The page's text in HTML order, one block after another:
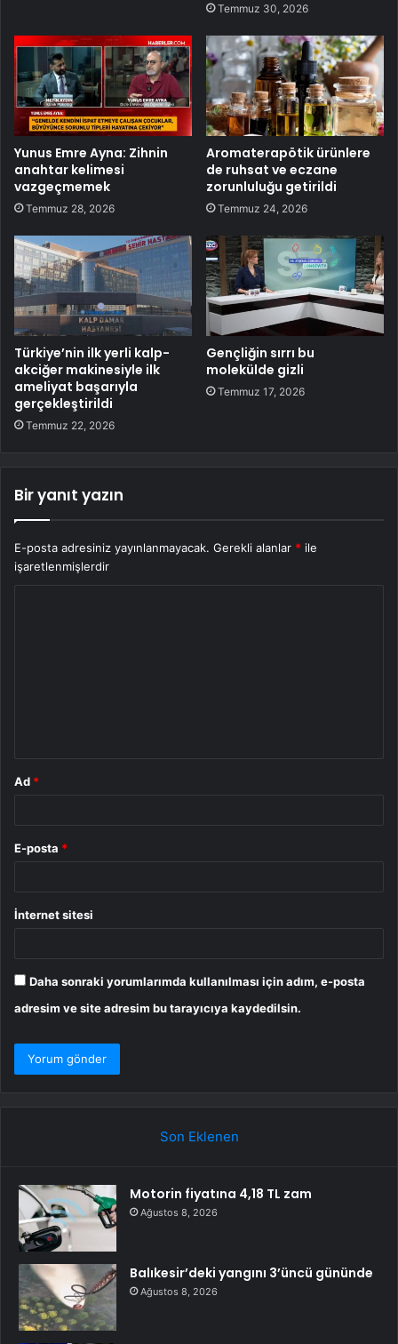
Temmuz 30, 2026
Yunus Emre Ayna: Zihnin
anahtar kelimesi
vazgeçmemek
Temmuz 28, 2026
Aromaterapötik ürünlere
de ruhsat ve eczane
zorunluluğu getirildi
Temmuz 24, 2026
Türkiye’nin ilk yerli kalp-
akciğer makinesiyle ilk
ameliyat başarıyla
gerçekleştirildi
Temmuz 22, 2026
Gençliğin sırrı bu
molekülde gizli
Temmuz 17, 2026
Bir yanıt yazın
E-posta adresiniz yayınlanmayacak. Gerekli alanlar * ile
işaretlenmişlerdir
Ad *
E-posta *
İnternet sitesi
Daha sonraki yorumlarımda kullanılması için adım, e-posta
adresim ve site adresim bu tarayıcıya kaydedilsin.
Son Eklenen
Motorin fiyatına 4,18 TL zam
Ağustos 8, 2026
Balıkesir’deki yangını 3’üncü gününde
Ağustos 8, 2026